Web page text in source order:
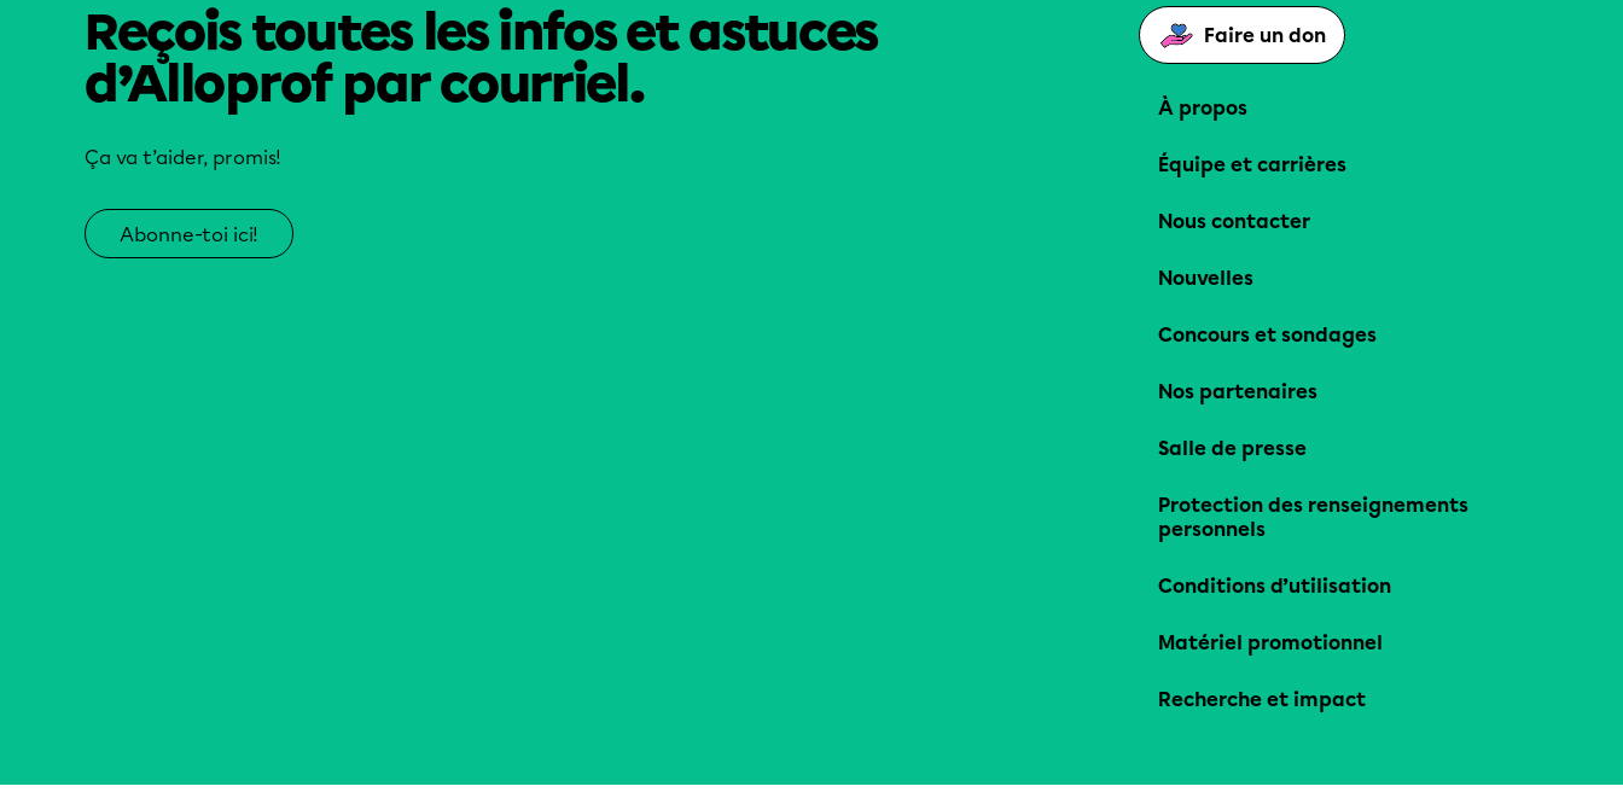
Reçois toutes les infos et astuces
d’Alloprof par courriel.
Ça va t’aider, promis!
Abonne-toi ici!
Faire un don
À propos
Équipe et carrières
Nous contacter
Nouvelles
Concours et sondages
Nos partenaires
Salle de presse
Protection des renseignements
personnels
Conditions d’utilisation
Matériel promotionnel
Recherche et impact